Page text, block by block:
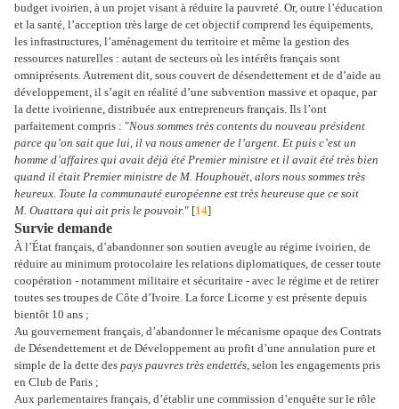
budget ivoirien, à un projet visant à réduire la pauvreté. Or, outre l’éducation
et la santé, l’acception très large de cet objectif comprend les équipements,
les infrastructures, l’aménagement du territoire et même la gestion des
ressources naturelles : autant de secteurs où les intérêts français sont
omniprésents. Autrement dit, sous couvert de désendettement et de d’aide au
développement, il s’agit en réalité d’une subvention massive et opaque, par
la dette ivoirienne, distribuée aux entrepreneurs français. Ils l’ont
parfaitement compris : "Nous sommes très contents du nouveau président
parce qu’on sait que lui, il va nous amener de l’argent. Et puis c’est un
homme d’affaires qui avait déjà été Premier ministre et il avait été très bien
quand il était Premier ministre de M. Houphouët, alors nous sommes très
heureux. Toute la communauté européenne est très heureuse que ce soit
M. Ouattara qui ait pris le pouvoir." [14]
Survie demande
À l’État français, d’abandonner son soutien aveugle au régime ivoirien, de
réduire au minimum protocolaire les relations diplomatiques, de cesser toute
coopération - notamment militaire et sécuritaire - avec le régime et de retirer
toutes ses troupes de Côte d’Ivoire. La force Licorne y est présente depuis
bientôt 10 ans ;
Au gouvernement français, d’abandonner le mécanisme opaque des Contrats
de Désendettement et de Développement au profit d’une annulation pure et
simple de la dette des pays pauvres très endettés, selon les engagements pris
en Club de Paris ;
Aux parlementaires français, d’établir une commission d’enquête sur le rôle